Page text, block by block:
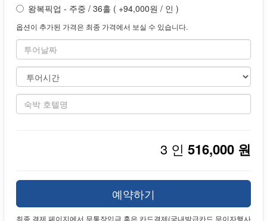
왕복픽업 - 주중 / 36홀 ( +94,000원 / 인 )
옵션이 추가된 가격은 최종 가격에서 보실 수 있습니다.
3 인 516,000 원
예약하기
최종 결제 페이지에서 무통장입금 혹은 카드결제(국내발급카드 무이자행사